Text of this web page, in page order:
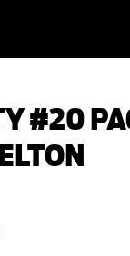
#20